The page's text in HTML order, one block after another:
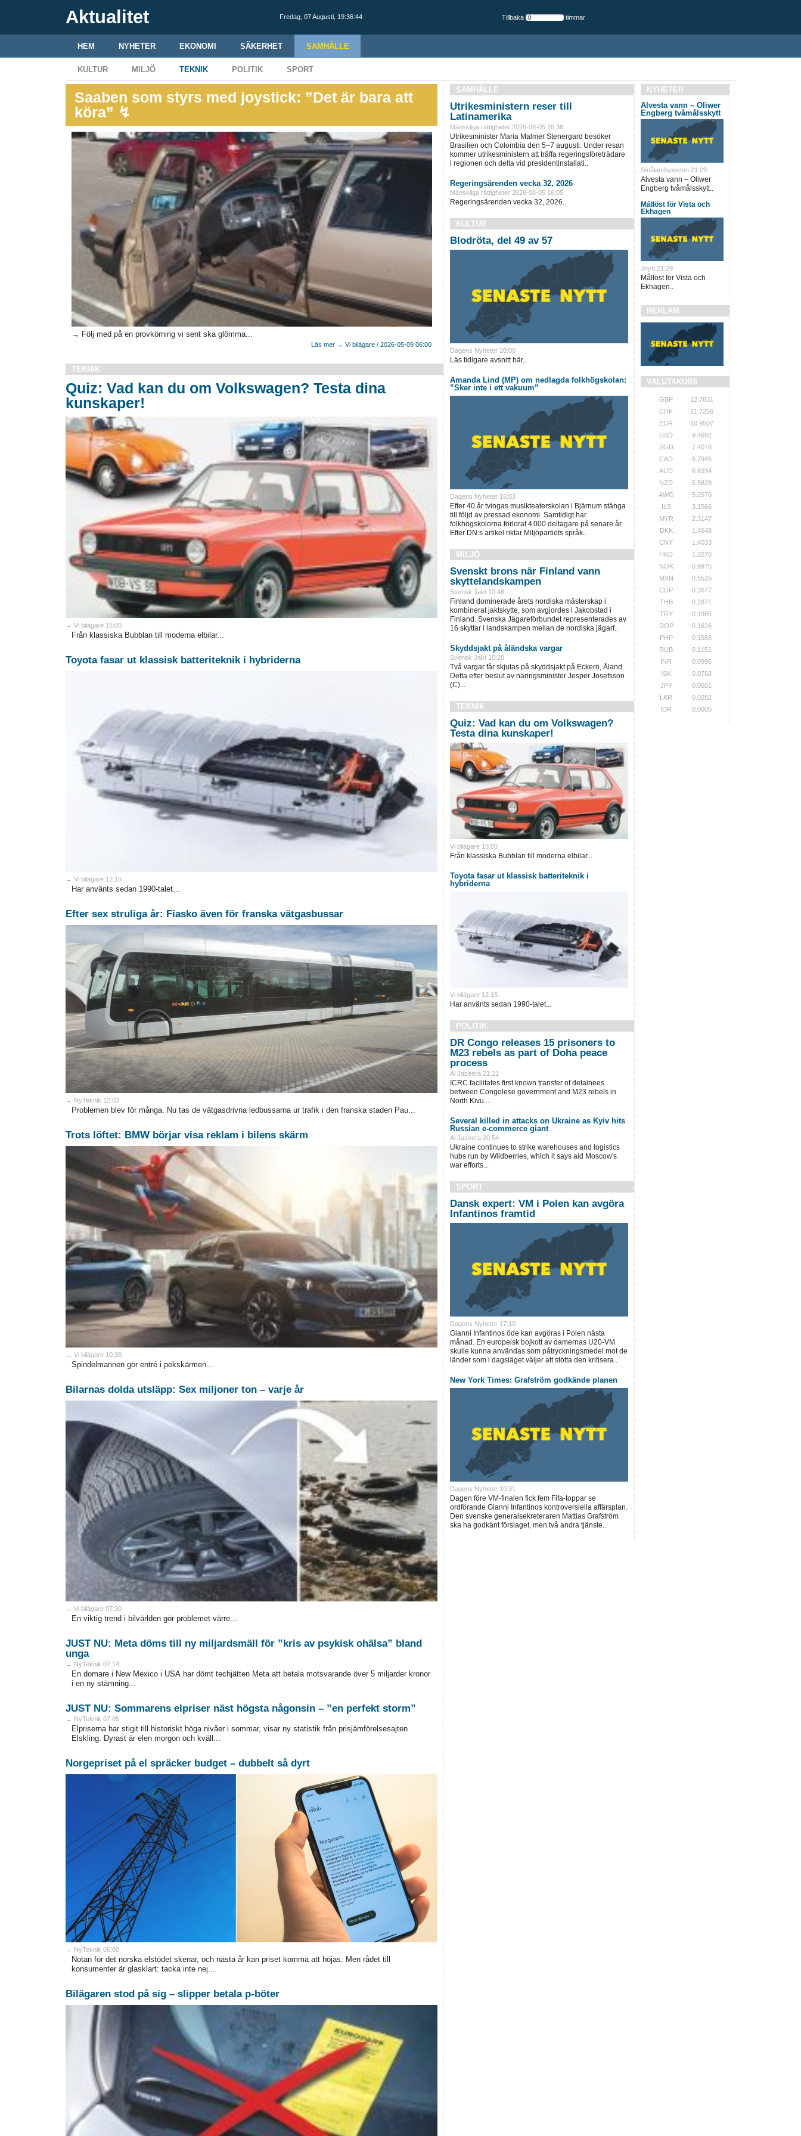
Aktualitet Fredag, 07 Augusti, 19:36:46 Tillbaka timmar
HEM NYHETER EKONOMI SÄKERHET SAMHÄLLE
KULTUR MILJÖ TEKNIK POLITIK SPORT
Saaben som styrs med joystick: ”Det är bara att
köra” ↯
→ Följ med på en provkörning vi sent ska glömma...
Läs mer → Vi bilägare / 2026-05-09 06:00
TEKNIK
Quiz: Vad kan du om Volkswagen? Testa dina
kunskaper!
→ Vi bilägare 15:00
Från klassiska Bubblan till moderna elbilar...
Toyota fasar ut klassisk batteriteknik i hybriderna
→ Vi bilägare 12:15
Har använts sedan 1990-talet...
Efter sex struliga år: Fiasko även för franska vätgasbussar
→ NyTeknik 12:03
Problemen blev för många. Nu tas de vätgasdrivna ledbussarna ur trafik i den franska staden Pau...
Trots löftet: BMW börjar visa reklam i bilens skärm
→ Vi bilägare 10:30
Spindelmannen gör entré i pekskärmen...
Bilarnas dolda utsläpp: Sex miljoner ton – varje år
→ Vi bilägare 07:30
En viktig trend i bilvärlden gör problemet värre...
JUST NU: Meta döms till ny miljardsmäll för ”kris av psykisk ohälsa” bland
unga
→ NyTeknik 07:14
En domare i New Mexico i USA har dömt techjätten Meta att betala motsvarande över 5 miljarder kronor
i en ny stämning...
JUST NU: Sommarens elpriser näst högsta någonsin – ”en perfekt storm”
→ NyTeknik 07:05
Elpriserna har stigit till historiskt höga nivåer i sommar, visar ny statistik från prisjämförelsesajten
Elskling. Dyrast är elen morgon och kväll...
Norgepriset på el spräcker budget – dubbelt så dyrt
→ NyTeknik 06:00
Notan för det norska elstödet skenar, och nästa år kan priset komma att höjas. Men rådet till
konsumenter är glasklart: tacka inte nej...
Bilägaren stod på sig – slipper betala p-böter
SAMHÄLLE
Utrikesministern reser till
Latinamerika
Mänskliga rättigheter 2026-08-05 16:36
Utrikesminister Maria Malmer Stenergard besöker
Brasilien och Colombia den 5–7 augusti. Under resan
kommer utrikesministern att träffa regeringsföreträdare
i regionen och delta vid presidentinstallati..
Regeringsärenden vecka 32, 2026
Mänskliga rättigheter 2026-08-05 16:05
Regeringsärenden vecka 32, 2026..
KULTUR
Blodröta, del 49 av 57
Dagens Nyheter 20:00
Läs tidigare avsnitt här..
Amanda Lind (MP) om nedlagda folkhögskolan:
”Sker inte i ett vakuum”
Dagens Nyheter 15:03
Efter 40 år tvingas musikteaterskolan i Bjärnum stänga
till följd av pressad ekonomi. Samtidigt har
folkhögskolorna förlorat 4 000 deltagare på senare år.
Efter DN:s artikel riktar Miljöpartiets språk..
MILJÖ
Svenskt brons när Finland vann
skyttelandskampen
Svensk Jakt 10:48
Finland dominerade årets nordiska mästerskap i
kombinerat jaktskytte, som avgjordes i Jakobstad i
Finland. Svenska Jägareförbundet representerades av
16 skyttar i landskampen mellan de nordiska jägarf..
Skyddsjakt på åländska vargar
Svensk Jakt 10:28
Två vargar får skjutas på skyddsjakt på Eckerö, Åland.
Detta efter beslut av näringsminister Jesper Josefsson
(C)...
TEKNIK
Quiz: Vad kan du om Volkswagen?
Testa dina kunskaper!
Vi bilägare 15:00
Från klassiska Bubblan till moderna elbilar...
Toyota fasar ut klassisk batteriteknik i
hybriderna
Vi bilägare 12:15
Har använts sedan 1990-talet...
POLITIK
DR Congo releases 15 prisoners to
M23 rebels as part of Doha peace
process
Al Jazeera 21:21
ICRC facilitates first known transfer of detainees
between Congolese government and M23 rebels in
North Kivu...
Several killed in attacks on Ukraine as Kyiv hits
Russian e-commerce giant
Al Jazeera 20:54
Ukraine continues to strike warehouses and logistics
hubs run by Wildberries, which it says aid Moscow's
war efforts...
SPORT
Dansk expert: VM i Polen kan avgöra
Infantinos framtid
Dagens Nyheter 17:10
Gianni Infantinos öde kan avgöras i Polen nästa
månad. En europeisk bojkott av damernas U20-VM
skulle kunna användas som påtryckningsmedel mot de
länder som i dagsläget väljer att stötta den kritisera..
New York Times: Grafström godkände planen
Dagens Nyheter 10:31
Dagen före VM-finalen fick fem Fifa-toppar se
ordförande Gianni Infantinos kontroversiella affärsplan.
Den svenske generalsekreteraren Mattias Grafström
ska ha godkänt förslaget, men två andra tjänste..
NYHETER
Alvesta vann – Oliwer
Engberg tvåmålsskytt
Smålandsposten 21:29
Alvesta vann – Oliwer
Engberg tvåmålsskytt..
Mållöst för Vista och
Ekhagen
Jnytt 21:29
Mållöst för Vista och
Ekhagen..
REKLAM
VALUTAKURS
GBP
12.7831
CHF
11.7256
EUR
10.9507
USD
9.4692
SGD
7.4078
CAD
6.7945
AUD
6.6934
NZD
5.5828
AWG
5.2570
ILS
3.1566
MYR
2.3147
DKK
1.4648
CNY
1.4033
HKD
1.2070
NOK
0.9975
MXN
0.5525
CUP
0.3677
THB
0.2871
TRY
0.1985
DOP
0.1626
PHP
0.1558
RUB
0.1151
INR
0.0995
ISK
0.0768
JPY
0.0601
LKR
0.0282
IDR
0.0005